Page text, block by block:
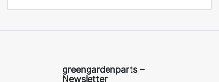
greengardenparts –
Newsletter